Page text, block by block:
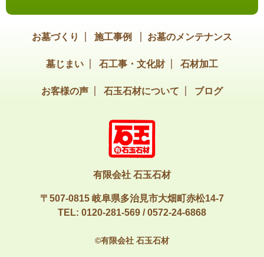
お墓づくり 施工事例 お墓のメンテナンス
墓じまい 石工事・文化財 石材加工
お客様の声 石玉石材について ブログ
有限会社 石玉石材
〒507-0815 岐阜県多治見市大畑町赤松14-7
TEL: 0120-281-569 /0572-24-6868
©有限会社 石玉石材